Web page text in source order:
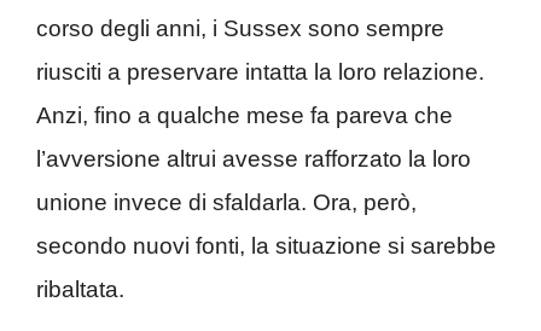
corso degli anni, i Sussex sono sempre
riusciti a preservare intatta la loro relazione.
Anzi, fino a qualche mese fa pareva che
l’avversione altrui avesse rafforzato la loro
unione invece di sfaldarla. Ora, però,
secondo nuovi fonti, la situazione si sarebbe
ribaltata.